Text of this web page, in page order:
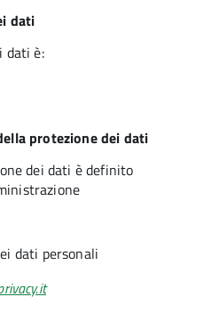
dati
dati è:
protezione dei dati
dei dati è definito
dati personali